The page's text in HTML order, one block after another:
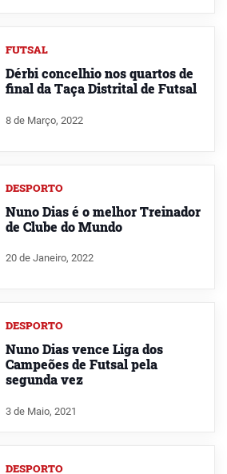
FUTSAL
Dérbi concelhio nos quartos de
final da Taça Distrital de Futsal
8 de Março, 2022
DESPORTO
Nuno Dias é o melhor Treinador
de Clube do Mundo
20 de Janeiro, 2022
DESPORTO
Nuno Dias vence Liga dos
Campeões de Futsal pela
segunda vez
3 de Maio, 2021
DESPORTO